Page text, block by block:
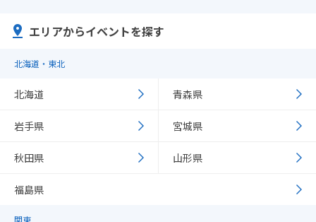
エリアからイベントを探す
北海道・東北
北海道 青森県
岩手県 宮城県
秋田県 山形県
福島県
関東